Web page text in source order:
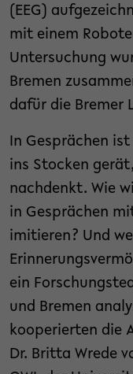
(EEG)
mit einem
Untersuchung
Bremen
dafür die Bremer
In Gesprächen
ins Stocken
nachdenkt. Wie
in Gesprächen
imitieren? Und
ein
und Bremen
kooperierten die
Dr. Britta Wrede